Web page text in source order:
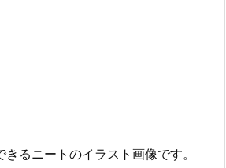
るニートのイラスト画像です。